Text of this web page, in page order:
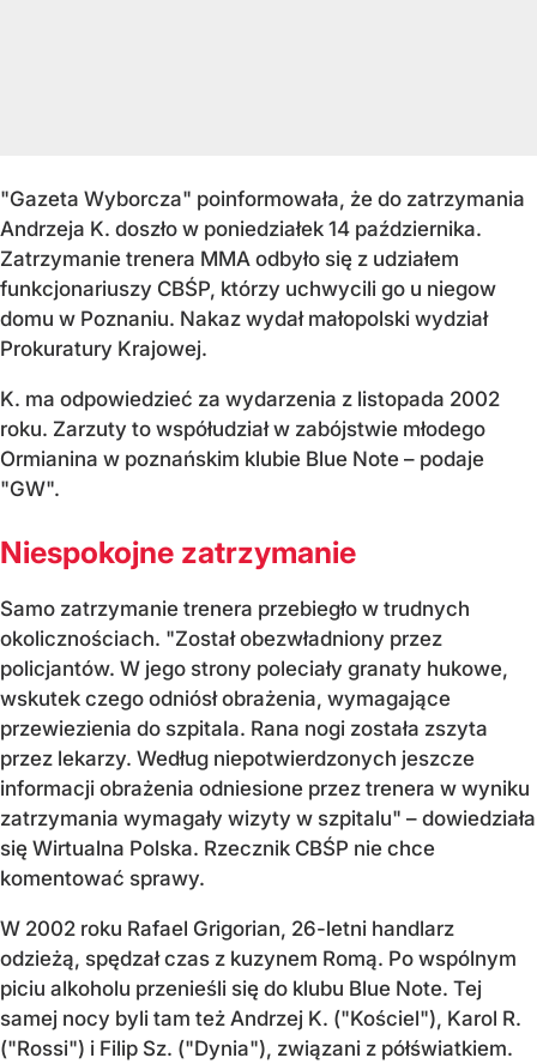
"Gazeta Wyborcza" poinformowała, że do zatrzymania
Andrzeja K. doszło w poniedziałek 14 października.
Zatrzymanie trenera MMA odbyło się z udziałem
funkcjonariuszy CBŚP, którzy uchwycili go u niegow
domu w Poznaniu. Nakaz wydał małopolski wydział
Prokuratury Krajowej.
K. ma odpowiedzieć za wydarzenia z listopada 2002
roku. Zarzuty to współudział w zabójstwie młodego
Ormianina w poznańskim klubie Blue Note – podaje
"GW".
Niespokojne zatrzymanie
Samo zatrzymanie trenera przebiegło w trudnych
okolicznościach. "Został obezwładniony przez
policjantów. W jego strony poleciały granaty hukowe,
wskutek czego odniósł obrażenia, wymagające
przewiezienia do szpitala. Rana nogi została zszyta
przez lekarzy. Według niepotwierdzonych jeszcze
informacji obrażenia odniesione przez trenera w wyniku
zatrzymania wymagały wizyty w szpitalu" – dowiedziała
się Wirtualna Polska. Rzecznik CBŚP nie chce
komentować sprawy.
W 2002 roku Rafael Grigorian, 26-letni handlarz
odzieżą, spędzał czas z kuzynem Romą. Po wspólnym
piciu alkoholu przenieśli się do klubu Blue Note. Tej
samej nocy byli tam też Andrzej K. ("Kościel"), Karol R.
("Rossi") i Filip Sz. ("Dynia"), związani z półświatkiem.